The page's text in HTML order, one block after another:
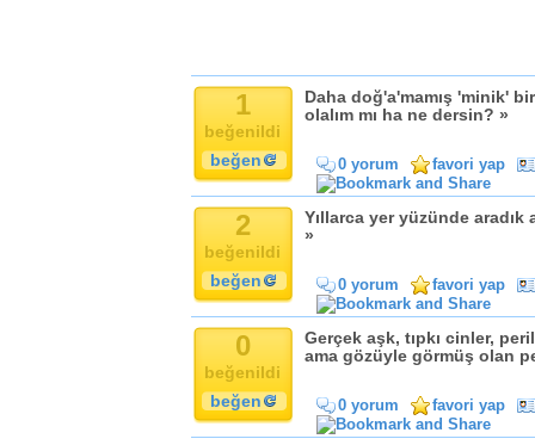
1
beğenildi
beğen
Daha doğ'a'mamış 'minik'
olalım mı ha ne dersin? »
0 yorum favori yap
2
beğenildi
beğen
Yıllarca yer yüzünde aradık
»
0 yorum favori yap
0
beğenildi
beğen
Gerçek aşk, tıpkı cinler,
ama gözüyle görmüş olan
0 yorum favori yap